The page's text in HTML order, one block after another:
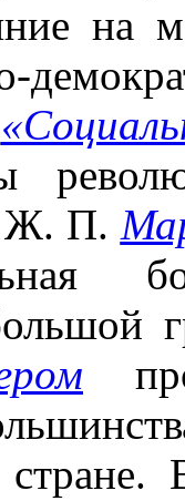
на
Ж. П.